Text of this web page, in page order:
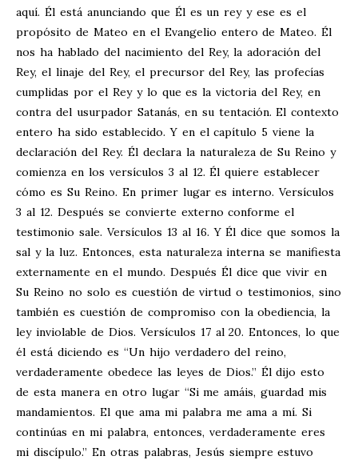
aquí. Él está anunciando que Él es un rey y ese es el
propósito de Mateo en el Evangelio entero de Mateo. Él
nos ha hablado del nacimiento del Rey, la adoración del
Rey, el linaje del Rey, el precursor del Rey, las profecías
cumplidas por el Rey y lo que es la victoria del Rey, en
contra del usurpador Satanás, en su tentación. El contexto
entero ha sido establecido. Y en el capítulo 5 viene la
declaración del Rey. Él declara la naturaleza de Su Reino y
comienza en los versículos 3 al 12. Él quiere establecer
cómo es Su Reino. En primer lugar es interno. Versículos
3 al 12. Después se convierte externo conforme el
testimonio sale. Versículos 13 al 16. Y Él dice que somos la
sal y la luz. Entonces, esta naturaleza interna se manifiesta
externamente en el mundo. Después Él dice que vivir en
Su Reino no solo es cuestión de virtud o testimonios, sino
también es cuestión de compromiso con la obediencia, la
ley inviolable de Dios. Versículos 17 al 20. Entonces, lo que
él está diciendo es “Un hijo verdadero del reino,
verdaderamente obedece las leyes de Dios.” Él dijo esto
de esta manera en otro lugar “Si me amáis, guardad mis
mandamientos. El que ama mi palabra me ama a mí. Si
continúas en mi palabra, entonces, verdaderamente eres
mi discípulo.” En otras palabras, Jesús siempre estuvo